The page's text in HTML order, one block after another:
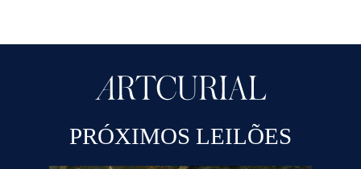
PRÓXIMOS LEILÕES